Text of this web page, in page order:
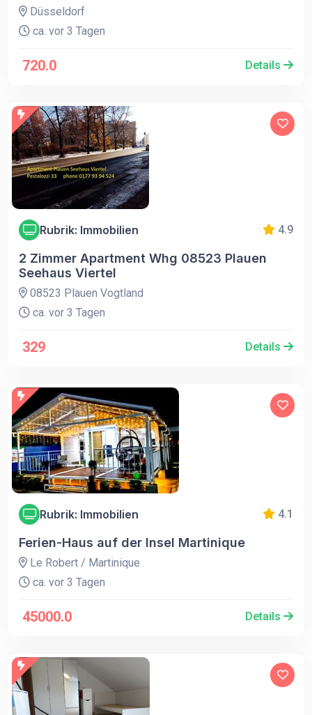
Düsseldorf
ca. vor 3 Tagen
720.0 Details
Rubrik: Immobilien 4.9
2 Zimmer Apartment Whg 08523 Plauen
Seehaus Viertel
08523 Plauen Vogtland
ca. vor 3 Tagen
329 Details
Rubrik: Immobilien 4.1
Ferien-Haus auf der Insel Martinique
Le Robert / Martinique
ca. vor 3 Tagen
45000.0 Details